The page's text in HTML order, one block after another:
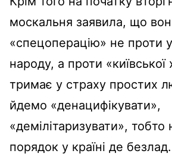
москальня заявила, що
«спецоперацію» не проти
народу, а проти «київської
тримає у страху простих
йдемо «денацифікувати»,
«демілітаризувати», тобто
порядок у країні де